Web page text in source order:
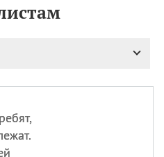
бомбардировки
день
рисового пудинга